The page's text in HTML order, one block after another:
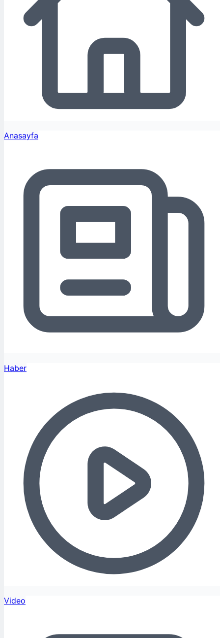
Anasayfa
Haber
Video